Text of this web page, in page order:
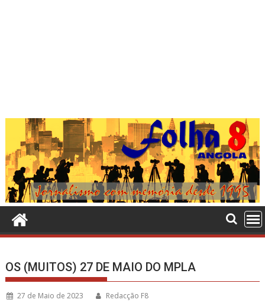
OS (MUITOS) 27 DE MAIO DO MPLA
27 de Maio de 2023 Redacção F8